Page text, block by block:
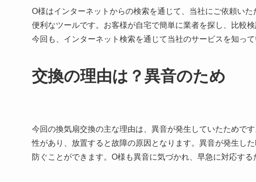
O様はインターネットからの検索を通じて、当社にご依頼い
便利なツールです。お客様が自宅で簡単に業者を探し、比較
今回も、インターネット検索を通じて当社のサービスを知っ
交換の理由は？異音のため
今回の換気扇交換の主な理由は、異音が発生していたためで
性があり、放置すると故障の原因となります。異音が発生し
防ぐことができます。O様も異音に気づかれ、早急に対応する